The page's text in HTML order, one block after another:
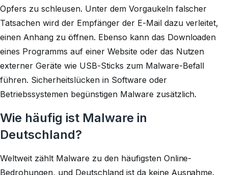
Opfers zu schleusen. Unter dem Vorgaukeln falscher
Tatsachen wird der Empfänger der E-Mail dazu verleitet,
einen Anhang zu öffnen. Ebenso kann das Downloaden
eines Programms auf einer Website oder das Nutzen
externer Geräte wie USB-Sticks zum Malware-Befall
führen. Sicherheitslücken in Software oder
Betriebssystemen begünstigen Malware zusätzlich.
Wie häufig ist Malware in
Deutschland?
Weltweit zählt Malware zu den häufigsten Online-
Bedrohungen, und Deutschland ist da keine Ausnahme.